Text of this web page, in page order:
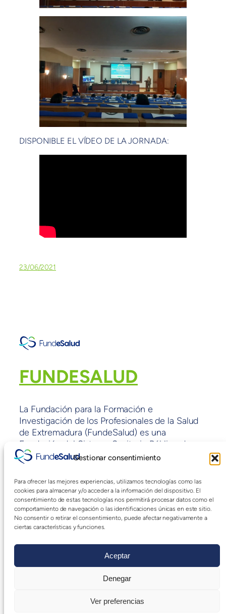
Gestionar consentimiento
Para ofrecer las mejores experiencias, utilizamos tecnologías como las
cookies para almacenar y/o acceder a la información del dispositivo. El
consentimiento de estas tecnologías nos permitirá procesar datos como el
comportamiento de navegación o las identificaciones únicas en este sitio.
No consentir o retirar el consentimiento, puede afectar negativamente a
ciertas características y funciones.
Aceptar
Denegar
Ver preferencias
DISPONIBLE EL VÍDEO DE LA JORNADA:
23/06/2021
FUNDESALUD
La Fundación para la Formación e
Investigación de los Profesionales de la Salud
de Extremadura (FundeSalud) es una
Fundación del Sistema Sanitario Público de
Extremadura sin ánimo de lucro y con fines de
interés general adscrita a la Consejería de
Sanidad y políticas Sociales de la Junta de
Extremadura.
Blog
Eventos
Diseñado con